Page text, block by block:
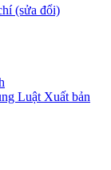
(sửa đổi)
Luật Xuất bản